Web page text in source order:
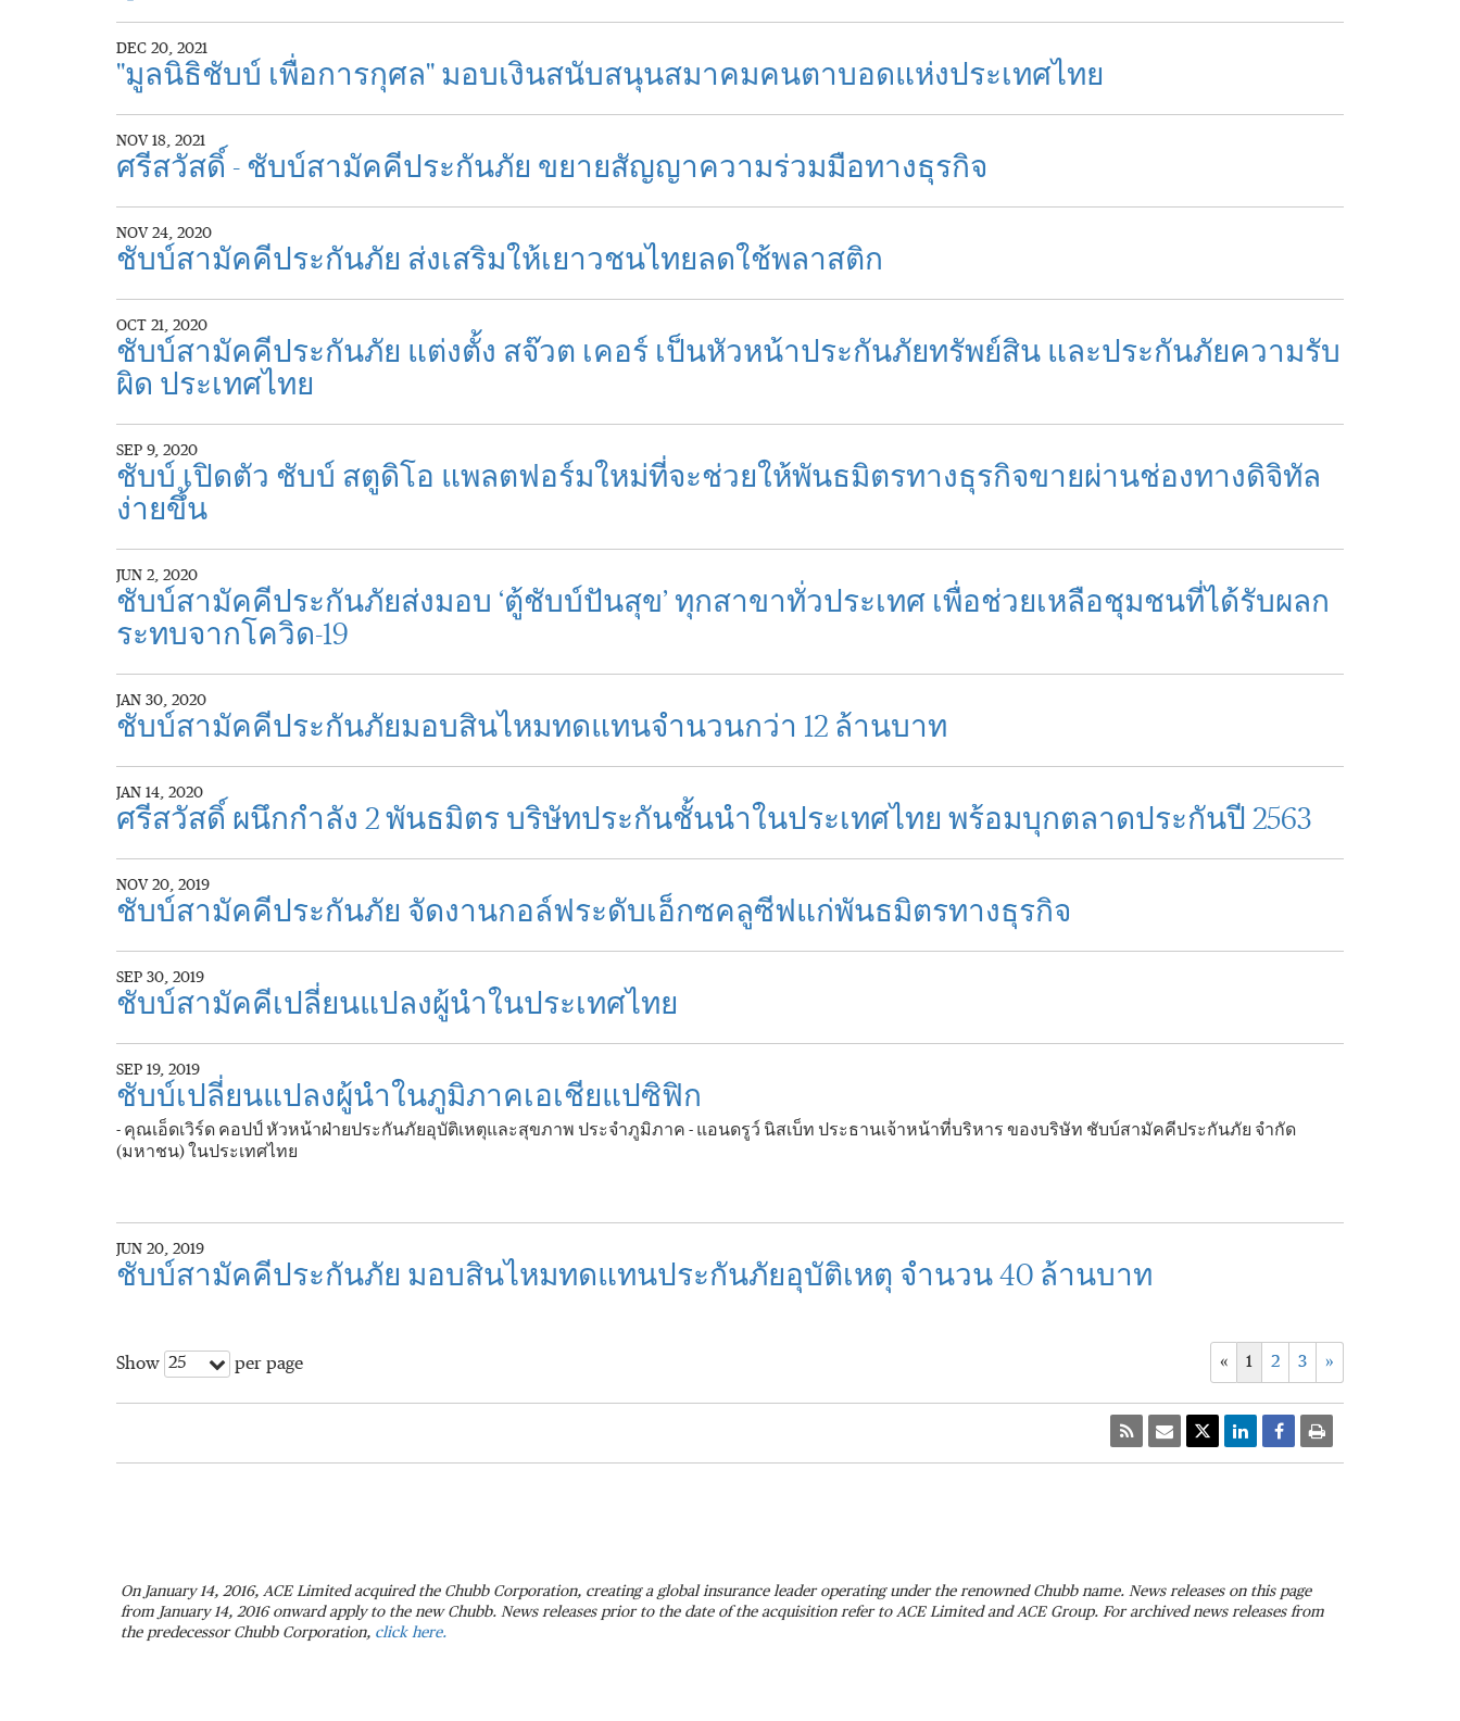
DEC 20, 2021
"มูลนิธิชับบ์ เพื่อการกุศล" มอบเงินสนับสนุนสมาคมคนตาบอดแห่งประเทศไทย
NOV 18, 2021
ศรีสวัสดิ์ - ชับบ์สามัคคีประกันภัย ขยายสัญญาความร่วมมือทางธุรกิจ
NOV 24, 2020
ชับบ์สามัคคีประกันภัย ส่งเสริมให้เยาวชนไทยลดใช้พลาสติก
OCT 21, 2020
ชับบ์สามัคคีประกันภัย แต่งตั้ง สจ๊วต เคอร์ เป็นหัวหน้าประกันภัยทรัพย์สิน และประกันภัยความรับ
ผิด ประเทศไทย
SEP 9, 2020
ชับบ์ เปิดตัว ชับบ์ สตูดิโอ แพลตฟอร์มใหม่ที่จะช่วยให้พันธมิตรทางธุรกิจขายผ่านช่องทางดิจิทัล
ง่ายขึ้น
JUN 2, 2020
ชับบ์สามัคคีประกันภัยส่งมอบ ‘ตู้ชับบ์ปันสุข’ ทุกสาขาทั่วประเทศ เพื่อช่วยเหลือชุมชนที่ได้รับผลก
ระทบจากโควิด-19
JAN 30, 2020
ชับบ์สามัคคีประกันภัยมอบสินไหมทดแทนจำนวนกว่า 12 ล้านบาท
JAN 14, 2020
ศรีสวัสดิ์ ผนึกกำลัง 2 พันธมิตร บริษัทประกันชั้นนำในประเทศไทย พร้อมบุกตลาดประกันปี 2563
NOV 20, 2019
ชับบ์สามัคคีประกันภัย จัดงานกอล์ฟระดับเอ็กซคลูซีฟแก่พันธมิตรทางธุรกิจ
SEP 30, 2019
ชับบ์สามัคคีเปลี่ยนแปลงผู้นำในประเทศไทย
SEP 19, 2019
ชับบ์เปลี่ยนแปลงผู้นำในภูมิภาคเอเชียแปซิฟิก
- คุณเอ็ดเวิร์ด คอปป์ หัวหน้าฝ่ายประกันภัยอุบัติเหตุและสุขภาพ ประจำภูมิภาค - แอนดรูว์ นิสเบ็ท ประธานเจ้าหน้าที่บริหาร ของบริษัท ชับบ์สามัคคีประกันภัย จำกัด
(มหาชน) ในประเทศไทย
JUN 20, 2019
ชับบ์สามัคคีประกันภัย มอบสินไหมทดแทนประกันภัยอุบัติเหตุ จำนวน 40 ล้านบาท
Show 25 per page « 1 2 3 »
On January 14, 2016, ACE Limited acquired the Chubb Corporation, creating a global insurance leader operating under the renowned Chubb name. News releases on this page
from January 14, 2016 onward apply to the new Chubb. News releases prior to the date of the acquisition refer to ACE Limited and ACE Group. For archived news releases from
the predecessor Chubb Corporation, click here.